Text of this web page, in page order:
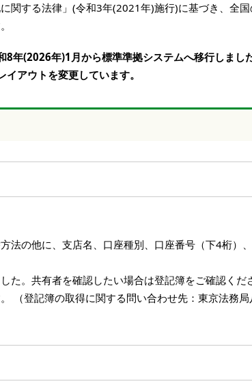
関する法律」(令和3年(2021年)施行)に基づき、全
年(2026年)1月から標準準拠システムへ移行しました
アウトを変更しています。
法の他に、支店名、口座種別、口座番号（下4桁）
た。共有者を確認したい場合は登記簿をご確認くだ
（登記簿の取得に関する問い合わせ先：東京法務